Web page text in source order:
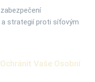
strategií proti síťovým
Vaše Osobní